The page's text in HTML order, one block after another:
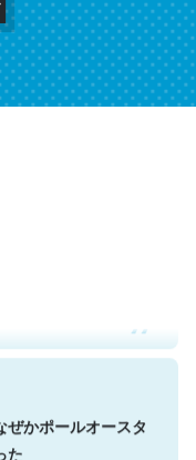
ろうなと凄く思
め。自分はこの流
hit. Shit.
・ヌートバー
かポールオースタ